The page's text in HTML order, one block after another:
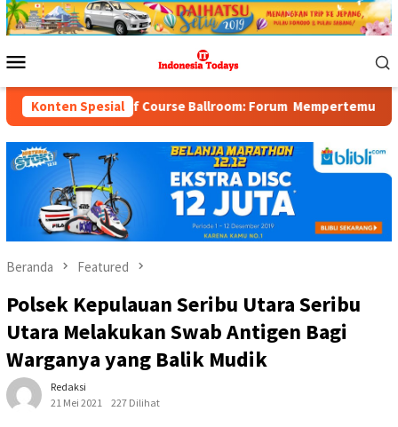
Loncat
ke
Mobile
Konten Spesial
Golf Course Ballroom: Forum Mempertemukan
Beranda Featured
Polsek Kepulauan Seribu Utara Seribu
Utara Melakukan Swab Antigen Bagi
Warganya yang Balik Mudik
Redaksi
21 Mei 2021
227 Dilihat